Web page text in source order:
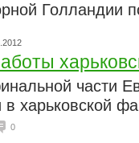
Голландии
части
харьковской
0